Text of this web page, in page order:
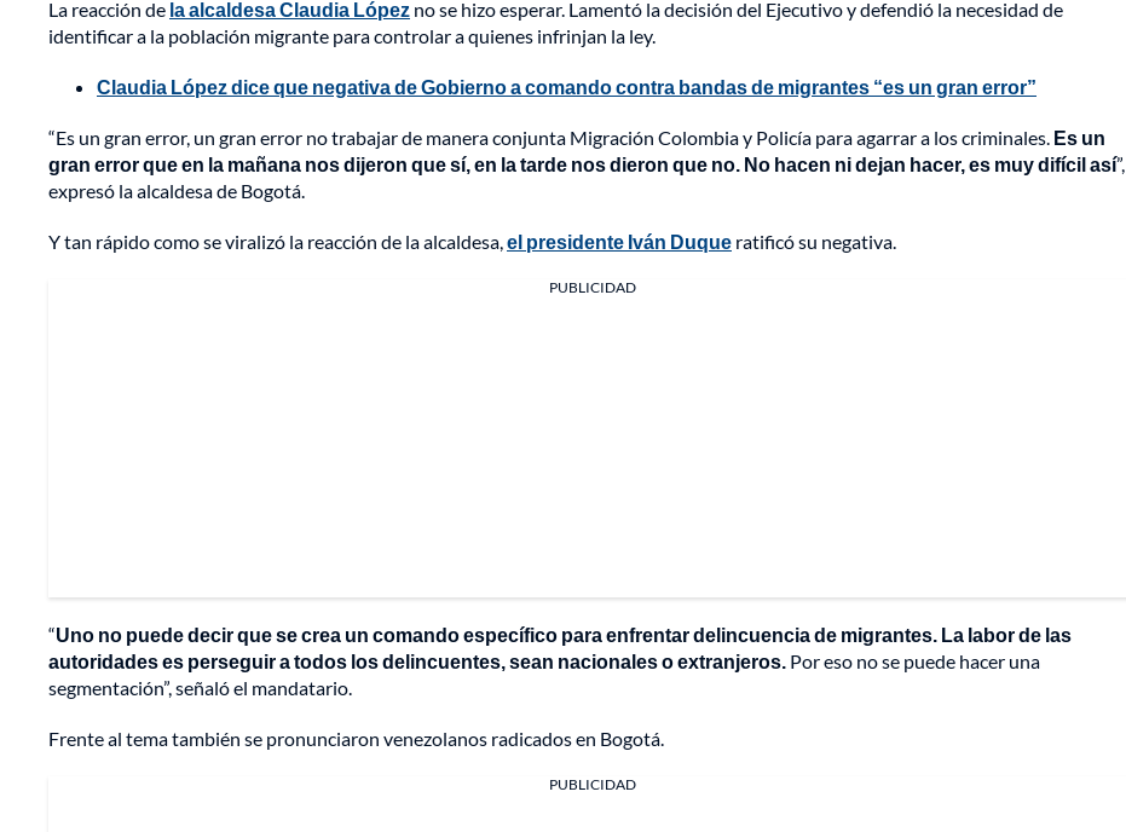
La reacción de la alcaldesa Claudia López no se hizo esperar. Lamentó la decisión del Ejecutivo y defendió la necesidad de
identificar a la población migrante para controlar a quienes infrinjan la ley.
Claudia López dice que negativa de Gobierno a comando contra bandas de migrantes “es un gran error”
“Es un gran error, un gran error no trabajar de manera conjunta Migración Colombia y Policía para agarrar a los criminales. Es un
gran error que en la mañana nos dijeron que sí, en la tarde nos dieron que no. No hacen ni dejan hacer, es muy difícil así”,
expresó la alcaldesa de Bogotá.
Y tan rápido como se viralizó la reacción de la alcaldesa,el presidente Iván Duque ratificó su negativa.
PUBLICIDAD
“Uno no puede decir que se crea un comando específico para enfrentar delincuencia de migrantes. La labor de las
autoridades es perseguir a todos los delincuentes, sean nacionales o extranjeros. Por eso no se puede hacer una
segmentación”, señaló el mandatario.
Frente al tema también se pronunciaron venezolanos radicados en Bogotá.
PUBLICIDAD